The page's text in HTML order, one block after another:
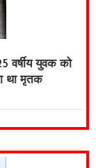
वर्षीय युवक को
था मृतक